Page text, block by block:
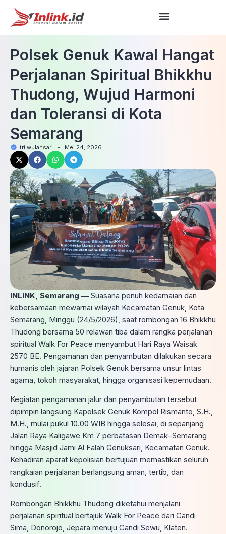
Polsek Genuk Kawal Hangat
Perjalanan Spiritual Bhikkhu
Thudong, Wujud Harmoni
dan Toleransi di Kota
Semarang
tri wulansari - Mei 24, 2026
INLINK, Semarang — Suasana penuh kedamaian dan
kebersamaan mewarnai wilayah Kecamatan Genuk, Kota
Semarang, Minggu (24/5/2026), saat rombongan 16 Bhikkhu
Thudong bersama 50 relawan tiba dalam rangka perjalanan
spiritual Walk For Peace menyambut Hari Raya Waisak
2570 BE. Pengamanan dan penyambutan dilakukan secara
humanis oleh jajaran Polsek Genuk bersama unsur lintas
agama, tokoh masyarakat, hingga organisasi kepemudaan.
Kegiatan pengamanan jalur dan penyambutan tersebut
dipimpin langsung Kapolsek Genuk Kompol Rismanto, S.H.,
M.H., mulai pukul 10.00 WIB hingga selesai, di sepanjang
Jalan Raya Kaligawe Km 7 perbatasan Demak–Semarang
hingga Masjid Jami Al Falah Genuksari, Kecamatan Genuk.
Kehadiran aparat kepolisian bertujuan memastikan seluruh
rangkaian perjalanan berlangsung aman, tertib, dan
kondusif.
Rombongan Bhikkhu Thudong diketahui menjalani
perjalanan spiritual bertajuk Walk For Peace dari Candi
Sima, Donorojo, Jepara menuju Candi Sewu, Klaten.